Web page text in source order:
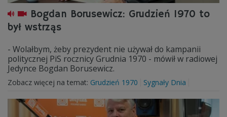
Bogdan Borusewicz: Grudzień 1970 to
był wstrząs
- Wolałbym, żeby prezydent nie używał do kampanii
politycznej PiS rocznicy Grudnia 1970 - mówił w radiowej
Jedynce Bogdan Borusewicz.
Zobacz więcej na temat: Grudzień 1970 Sygnały Dnia